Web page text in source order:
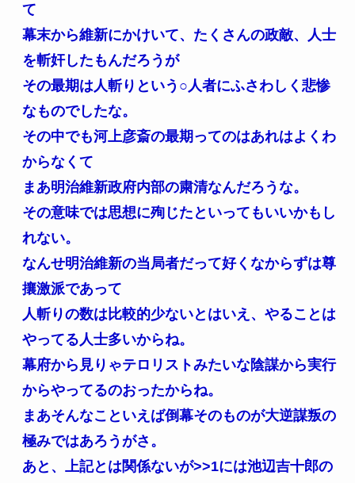
て
幕末から維新にかけいて、たくさんの政敵、人士
を斬奸したもんだろうが
その最期は人斬りという○人者にふさわしく悲惨
なものでしたな。
その中でも河上彦斎の最期ってのはあれはよくわ
からなくて
まあ明治維新政府内部の粛清なんだろうな。
その意味では思想に殉じたといってもいいかもし
れない。
なんせ明治維新の当局者だって好くなからずは尊
攘激派であって
人斬りの数は比較的少ないとはいえ、やることは
やってる人士多いからね。
幕府から見りゃテロリストみたいな陰謀から実行
からやってるのおったからね。
まあそんなこといえば倒幕そのものが大逆謀叛の
極みではあろうがさ。
あと、上記とは関係ないが>>1には池辺吉十郎の